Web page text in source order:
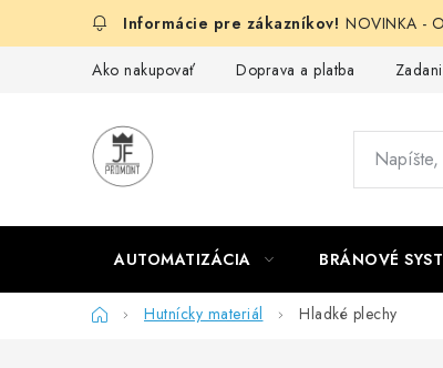
NOVINKA -
Ako nakupovať Doprava a platba
AUTOMATIZÁCIA BRÁNOVÉ
DomovHutnícky materiál Hladké plechy